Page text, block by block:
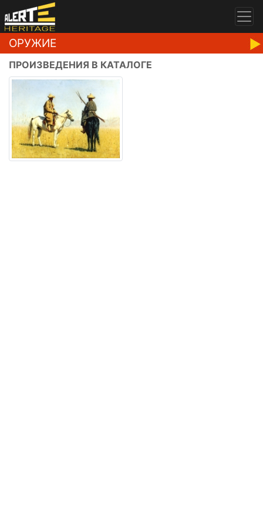
ОРУЖИЕ
ПРОИЗВЕДЕНИЯ В КАТАЛОГЕ